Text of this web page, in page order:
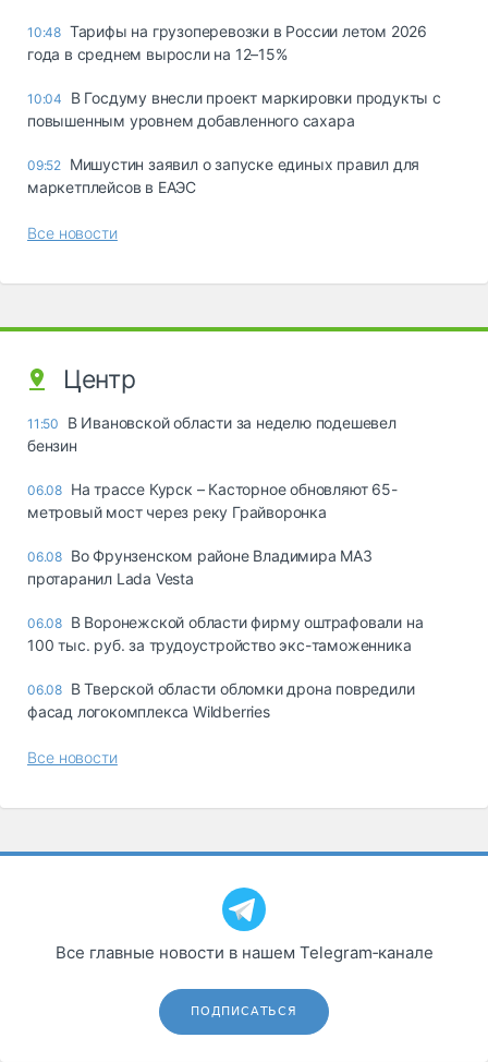
10:48 Тарифы на грузоперевозки в России летом 2026
года в среднем выросли на 12–15%
10:04
В Госдуму внесли проект маркировки продукты с
повышенным уровнем добавленного сахара
09:52 Мишустин заявил о запуске единых правил для
маркетплейсов в ЕАЭС
Все новости
Центр
11:50
В Ивановской области за неделю подешевел
бензин
06.08 На трассе Курск – Касторное обновляют 65-
метровый мост через реку Грайворонка
06.08 Во Фрунзенском районе Владимира МАЗ
протаранил Lada Vesta
06.08 В Воронежской области фирму оштрафовали на
100 тыс. руб. за трудоустройство экс-таможенника
06.08 В Тверской области обломки дрона повредили
фасад логокомплекса Wildberries
Все новости
Все главные новости в нашем Telegram‑канале
ПОДПИСАТЬСЯ